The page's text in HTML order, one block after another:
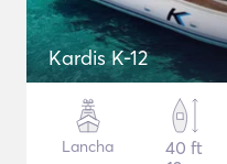
Kardis K-12
Lancha
40 ft